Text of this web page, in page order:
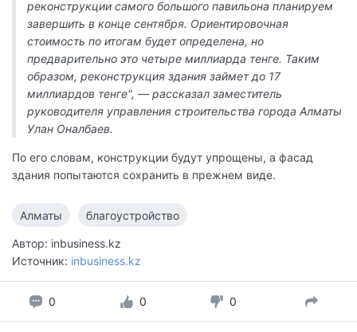
реконструкции самого большого павильона планируем
завершить в конце сентября. Ориентировочная
стоимость по итогам будет определена, но
предварительно это четыре миллиарда тенге. Таким
образом, реконструкция здания займет до 17
миллиардов тенге", — рассказал заместитель
руководителя управления строительства города Алматы
Улан Оналбаев.
По его словам, конструкции будут упрощены, а фасад
здания попытаются сохранить в прежнем виде.
Алматы благоустройство
Автор: inbusiness.kz
Источник: inbusiness.kz
0 0 0